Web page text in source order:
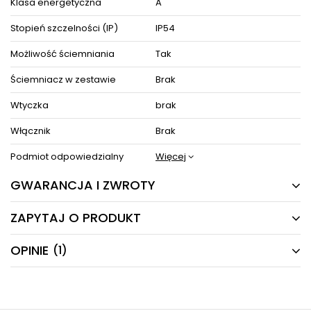
producenta.
Zestaw zawiera instrukcję obsługi oraz elementy niezbędne do
złożenia sprzętu.
ZOBACZ PODOBNE PRODUKTY W KATEGORIACH
Stopień szczelności (IP)
IP54
Możliwość ściemniania
Tak
Ściemniacz w zestawie
Brak
Wtyczka
brak
Włącznik
Brak
Podmiot odpowiedzialny
Więcej
GWARANCJA I ZWROTY
24 MIESIĄCE
Producent gwarantuje naprawę lub wymianę sprzętu
do 24 miesięcy od daty zakupu. Skontaktuj się ze
sklepem za pośrednictwem formularza reklamacji
ZAPYTAJ O PRODUKT
Masz pytania odnośnie produktu, oferty lub współpracy z
nami?
OPINIE (1)